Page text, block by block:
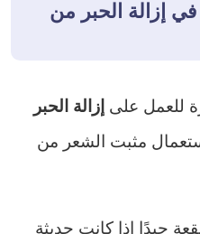
إزالة الحبر من
للعمل على إزالة الحبر
مثبت الشعر من
جيدًا إذا كانت حديثة